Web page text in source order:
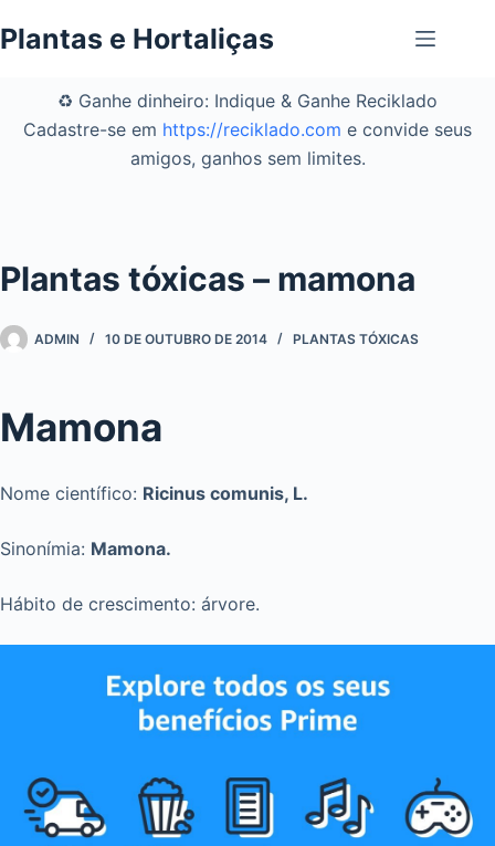
para
conteúdo
Plantas e Hortaliças
♻️ Ganhe dinheiro: Indique & Ganhe Reciklado
Cadastre-se em https://reciklado.com e convide seus
amigos, ganhos sem limites.
Plantas tóxicas – mamona
ADMIN 10 DE OUTUBRO DE 2014 PLANTAS TÓXICAS
Mamona
Nome científico: Ricinus comunis, L.
Sinonímia: Mamona.
Hábito de crescimento: árvore.